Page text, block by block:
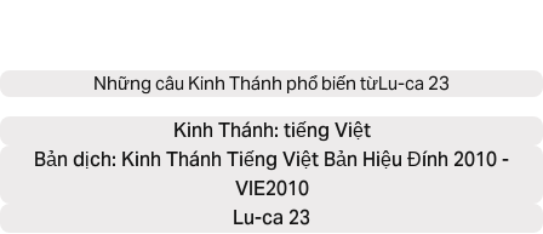
Những câu Kinh Thánh phổ biến từLu-ca 23
Kinh Thánh: tiếng Việt
Bản dịch: Kinh Thánh Tiếng Việt Bản Hiệu Đính 2010 -
VIE2010
Lu-ca 23